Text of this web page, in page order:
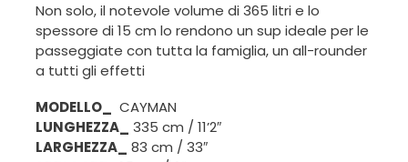
Non solo, il notevole volume di 365 litri e lo
spessore di 15 cm lo rendono un sup ideale per le
passeggiate con tutta la famiglia, un all-rounder
a tutti gli effetti
MODELLO_ CAYMAN
LUNGHEZZA_ 335 cm / 11’2″
LARGHEZZA_ 83 cm / 33″